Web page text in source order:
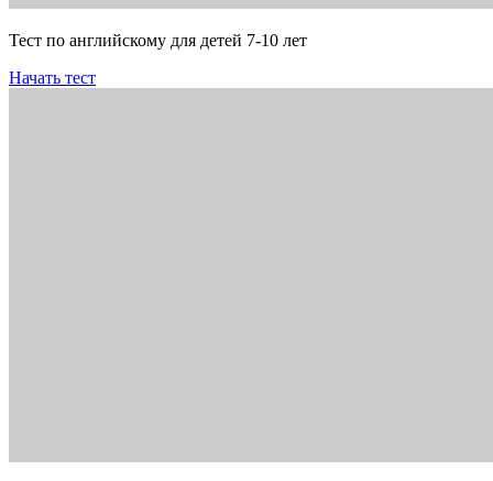
Тест по английскому для детей 7-10 лет
Начать тест